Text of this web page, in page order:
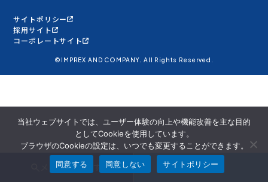
メンバーを探す 面談申込
©IMPREX AND COMPANY. All Rights Reserved.
サイトポリシー
採用サイト
コーポレートサイト
当社ウェブサイトでは、ユーザー体験の向上や機能改善を主な目的
としてCookieを使用しています。
ブラウザのCookieの設定は、いつでも変更することができます。
同意する
同意しない サイトポリシー